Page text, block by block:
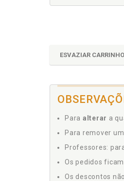
ESVAZIAR CARRINHO
Para alterar a
Para remover
Professores:
Os pedidos
Os descontos